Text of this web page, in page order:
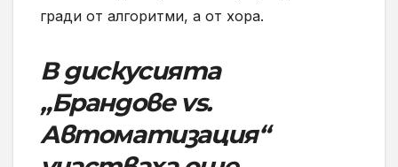
гради от алгоритми, а от хора.
В дискусията
„Брандове vs.
Автоматизация“